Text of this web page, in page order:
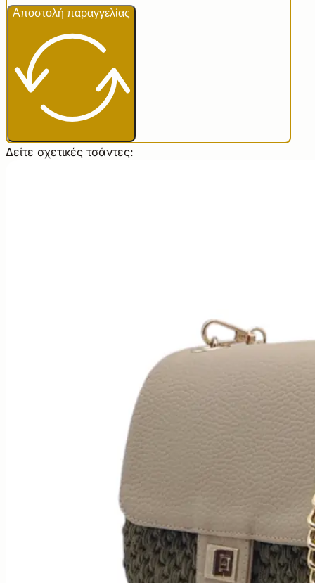
Αποστολή παραγγελίας
Δείτε σχετικές τσάντες: